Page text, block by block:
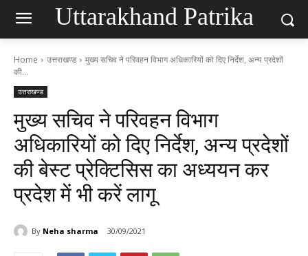
Uttarakhand Patrika
Home उत्तराखण्ड
मुख्य सचिव ने परिवहन विभाग अधिकारियों को दिए निर्देश, अन्य प्रदेशों
की...
उत्तराखण्ड
मुख्य सचिव ने परिवहन विभाग
अधिकारियों को दिए निर्देश, अन्य प्रदेशों
की बेस्ट प्रेक्टिसिस का अध्ययन कर
प्रदेश में भी करें लागू
By Neha sharma 30/09/2021